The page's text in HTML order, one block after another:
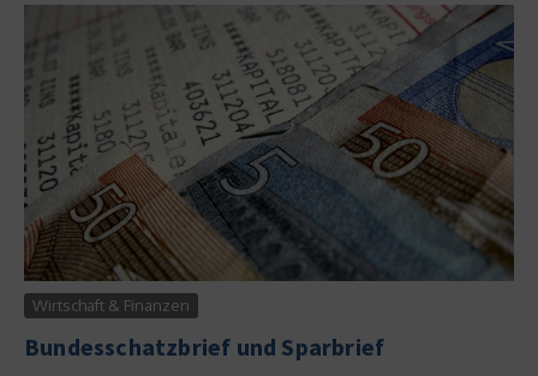
Wirtschaft & Finanzen
Bundesschatzbrief und Sparbrief